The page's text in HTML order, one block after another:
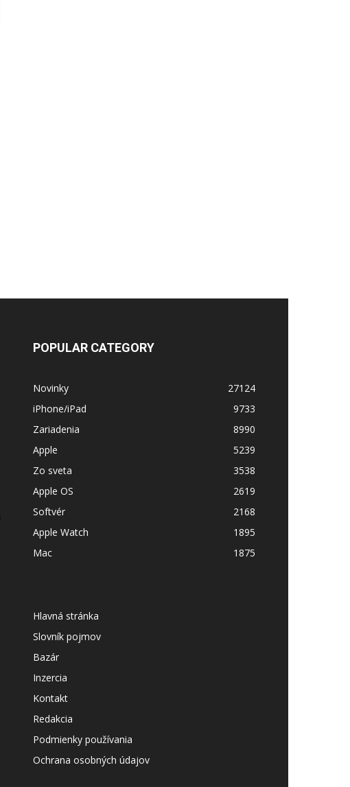
POPULAR CATEGORY
Novinky
27124
iPhone/iPad
9733
Zariadenia
8990
Apple
5239
Zo sveta
3538
Apple OS
2619
Softvér
2168
Apple Watch
1895
Mac
1875
Hlavná stránka
Slovník pojmov
Bazár
Inzercia
Kontakt
Redakcia
Podmienky používania
Ochrana osobných údajov